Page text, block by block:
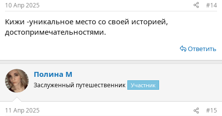
10 Апр 2025 #14
Кижи -уникальное место со своей историей,
достопримечательностями.
Ответить
Полина М
Заслуженный путешественник Участник
11 Апр 2025 #15